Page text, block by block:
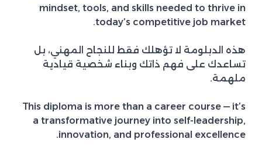
mindset, tools, and skills needed to thrive in
today’s competitive job market.
هذه الدبلومة لا تؤهلك فقط للنجاح المهني، بل
تساعدك على فهم ذاتك وبناء شخصية قيادية
ملهمة.
This diploma is more than a career course — it’s
a transformative journey into self-leadership,
innovation, and professional excellence.